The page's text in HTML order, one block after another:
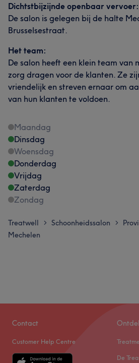
Dichtstbijzijnde openbaar vervoer:
De salon is gelegen bij de halte
Brusselsestraat.
Het team:
De salon heeft een klein team van
zorg dragen voor de klanten. Ze
vriendelijk en streven ernaar om
van hun klanten te voldoen.
Maandag
Dinsdag
Woensdag
Donderdag
Vrijdag
Zaterdag
Zondag
Treatwell > Schoonheidssalon >
Mechelen
Contact
Customer Help Centre
De